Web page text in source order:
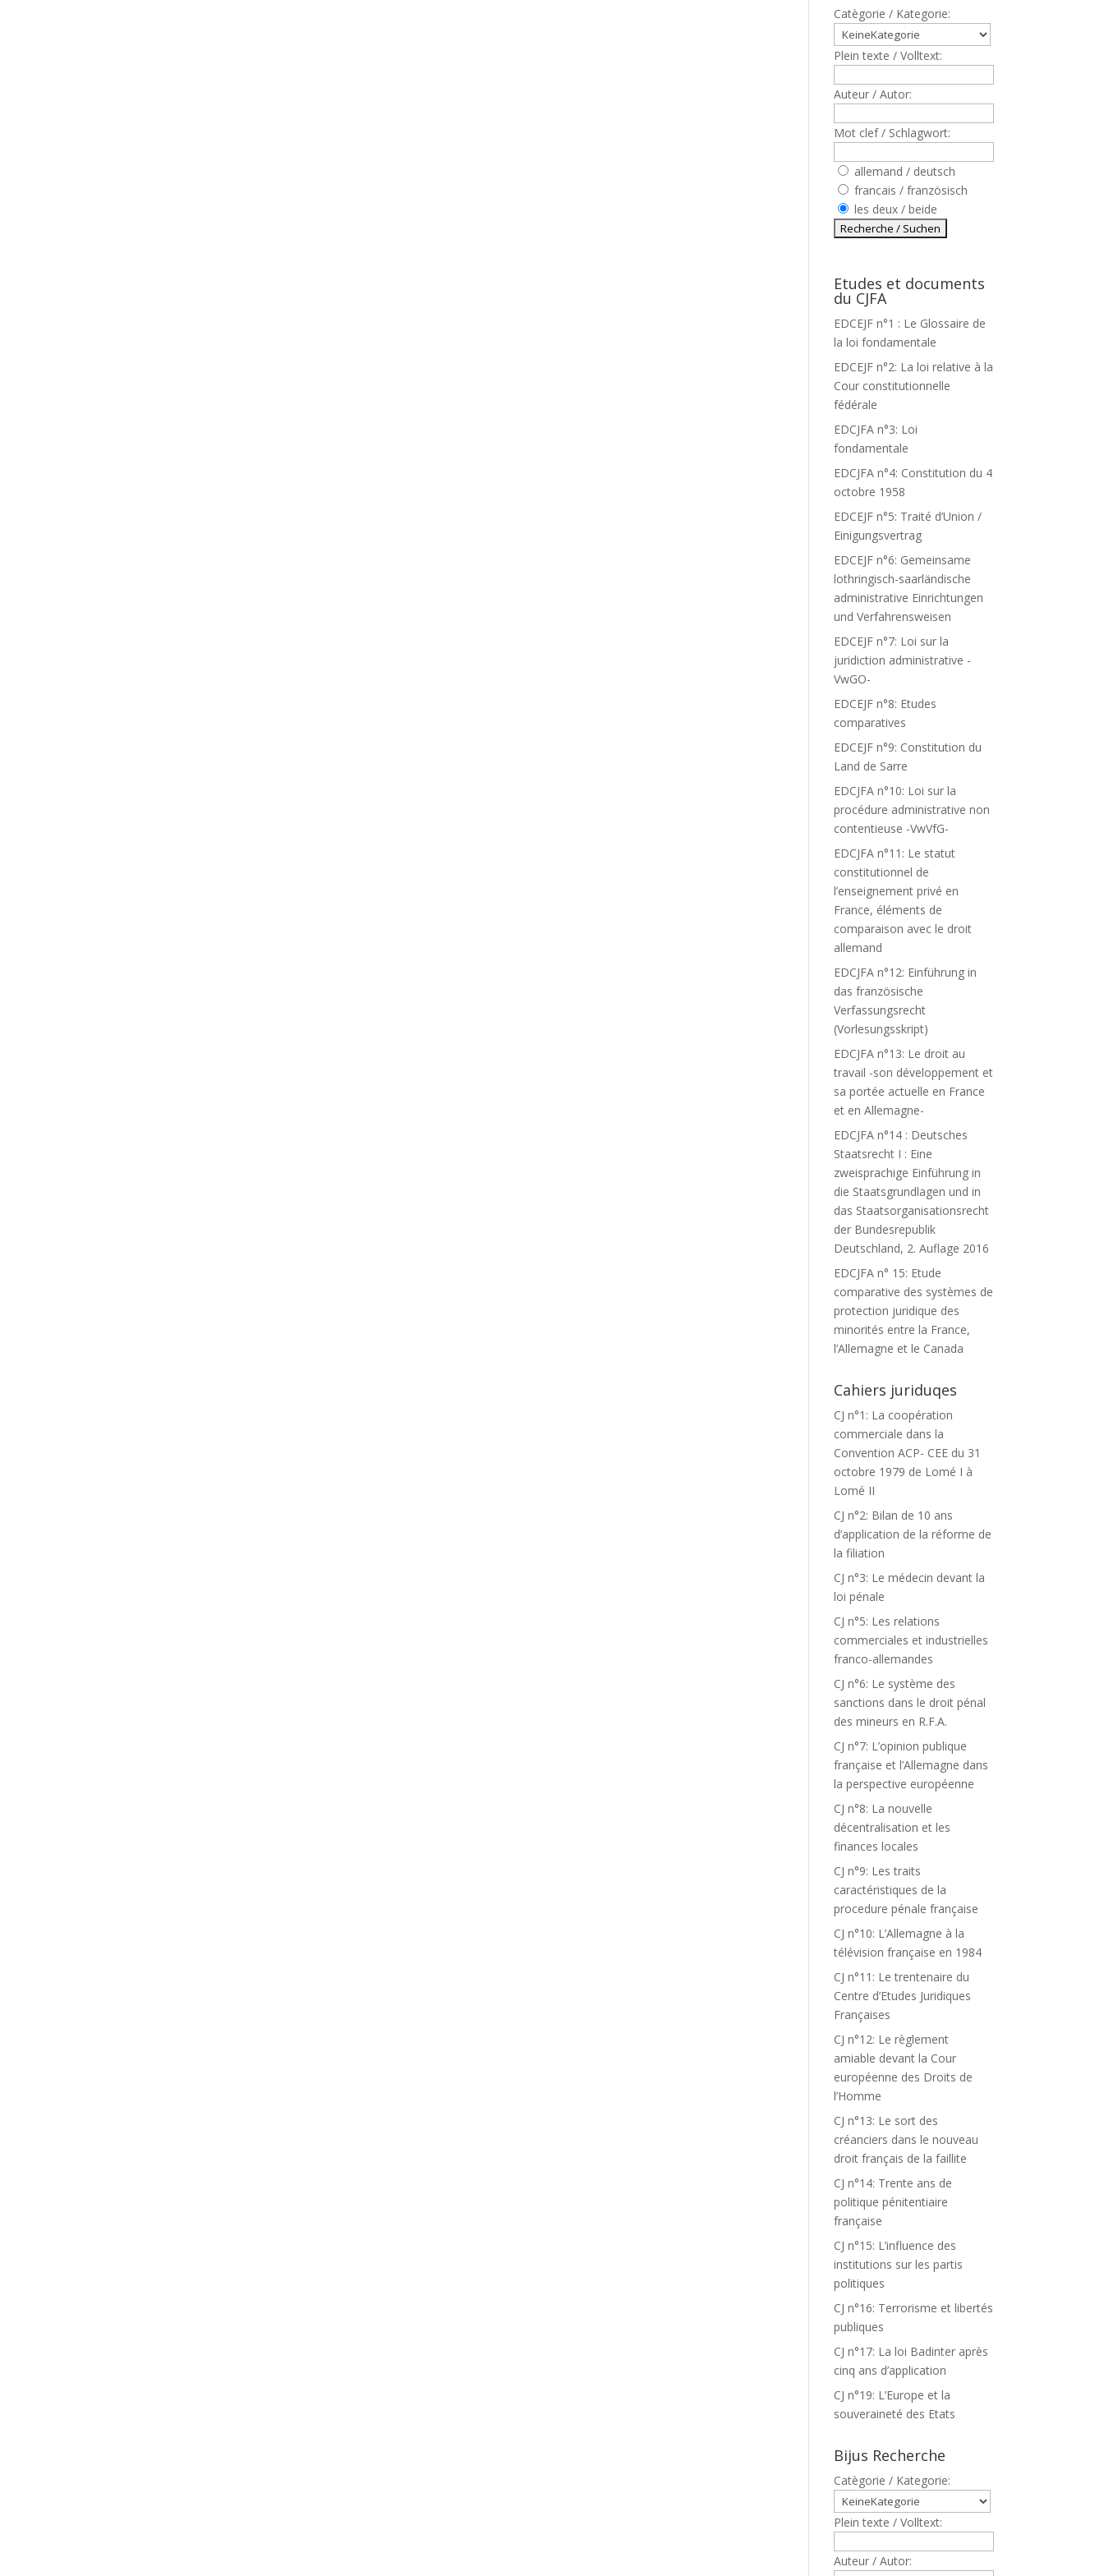
Catègorie / Kategorie:
Plein texte / Volltext:
Auteur / Autor:
Mot clef / Schlagwort:
allemand / deutsch
francais / französisch
les deux / beide
Etudes et documents
du CJFA
EDCEJF n°1 : Le Glossaire de
la loi fondamentale
EDCEJF n°2: La loi relative à la
Cour constitutionnelle
fédérale
EDCJFA n°3: Loi
fondamentale
EDCJFA n°4: Constitution du 4
octobre 1958
EDCEJF n°5: Traité d’Union /
Einigungsvertrag
EDCEJF n°6: Gemeinsame
lothringisch-saarländische
administrative Einrichtungen
und Verfahrensweisen
EDCEJF n°7: Loi sur la
juridiction administrative -
VwGO-
EDCEJF n°8: Etudes
comparatives
EDCEJF n°9: Constitution du
Land de Sarre
EDCJFA n°10: Loi sur la
procédure administrative non
contentieuse -VwVfG-
EDCJFA n°11: Le statut
constitutionnel de
l’enseignement privé en
France, éléments de
comparaison avec le droit
allemand
EDCJFA n°12: Einführung in
das französische
Verfassungsrecht
(Vorlesungsskript)
EDCJFA n°13: Le droit au
travail -son développement et
sa portée actuelle en France
et en Allemagne-
EDCJFA n°14 : Deutsches
Staatsrecht I : Eine
zweisprachige Einführung in
die Staatsgrundlagen und in
das Staatsorganisationsrecht
der Bundesrepublik
Deutschland, 2. Auflage 2016
EDCJFA n° 15: Etude
comparative des systèmes de
protection juridique des
minorités entre la France,
l’Allemagne et le Canada
Cahiers juriduqes
CJ n°1: La coopération
commerciale dans la
Convention ACP- CEE du 31
octobre 1979 de Lomé I à
Lomé II
CJ n°2: Bilan de 10 ans
d’application de la réforme de
la filiation
CJ n°3: Le médecin devant la
loi pénale
CJ n°5: Les relations
commerciales et industrielles
franco-allemandes
CJ n°6: Le système des
sanctions dans le droit pénal
des mineurs en R.F.A.
CJ n°7: L’opinion publique
française et l’Allemagne dans
la perspective européenne
CJ n°8: La nouvelle
décentralisation et les
finances locales
CJ n°9: Les traits
caractéristiques de la
procedure pénale française
CJ n°10: L’Allemagne à la
télévision française en 1984
CJ n°11: Le trentenaire du
Centre d’Etudes Juridiques
Françaises
CJ n°12: Le règlement
amiable devant la Cour
européenne des Droits de
l’Homme
CJ n°13: Le sort des
créanciers dans le nouveau
droit français de la faillite
CJ n°14: Trente ans de
politique pénitentiaire
française
CJ n°15: L’influence des
institutions sur les partis
politiques
CJ n°16: Terrorisme et libertés
publiques
CJ n°17: La loi Badinter après
cinq ans d’application
CJ n°19: L’Europe et la
souveraineté des Etats
Bijus Recherche
Catègorie / Kategorie:
Plein texte / Volltext:
Auteur / Autor: